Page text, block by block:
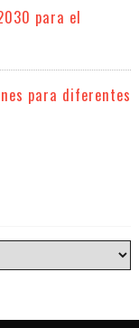
para el
para diferentes